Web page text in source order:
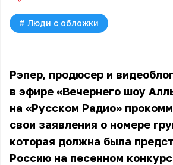
# Люди с обложки
Рэпер, продюсер и
в эфире «Вечернего шоу
на «Русском Радио»
свои заявления о номере
которая должна была
Россию на песенном